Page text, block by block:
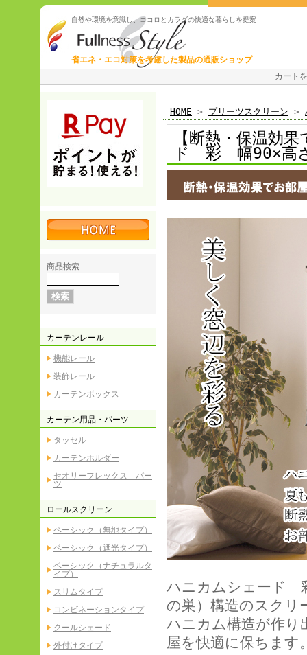
省エネ・エコ対策を考慮した製品の通販ショップ
自然や環境を意識し、ココロとカラダの快適な暮らしを提案
カート
商品検索
カーテンレール
機能レール
装飾レール
カーテンボックス
カーテン用品・パーツ
タッセル
カーテンホルダー
セオリーフレックス パー
ツ
ロールスクリーン
ベーシック（無地タイプ）
ベーシック（遮光タイプ）
ベーシック（ナチュラルタ
イプ）
スリムタイプ
コンビネーションタイプ
クールシェード
外付けタイプ
HOME > プリーツスクリーン >
【断熱・保温効
ド 彩 幅90×高
ハニカムシェード
の巣）構造のスクリ
ハニカム構造が作り
屋を快適に保ちます